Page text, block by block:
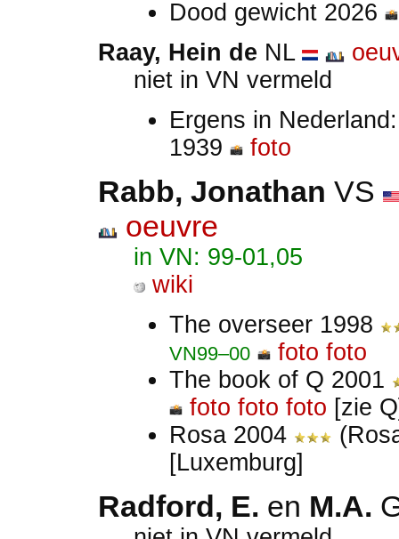
Dood gewicht 2026
Raay, Hein de NL
niet in VN vermeld
Ergens in
1939
foto
Rabb, Jonathan VS
oeuvre
in VN: 99-01,05
wiki
The overseer 1998
VN99–00 foto foto
The book of Q 2001
foto foto foto [zie
Rosa 2004
[Luxemburg]
Radford, E. en M.A.